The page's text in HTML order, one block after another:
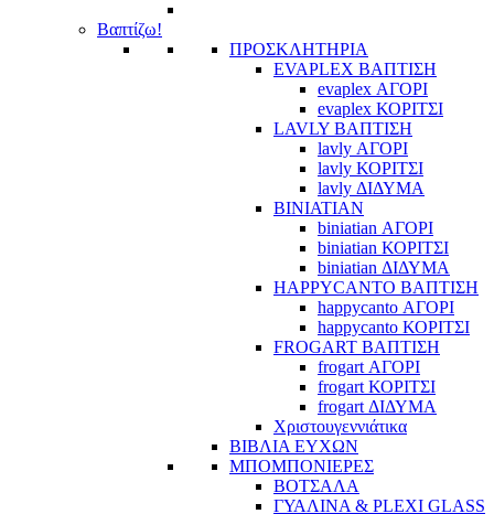
Βαπτίζω!
ΠΡΟΣΚΛΗΤΗΡΙΑ
EVAPLEX ΒΑΠΤΙΣΗ
evaplex ΑΓΟΡΙ
evaplex ΚΟΡΙΤΣΙ
LAVLY ΒΑΠΤΙΣΗ
lavly ΑΓΟΡΙ
lavly ΚΟΡΙΤΣΙ
lavly ΔΙΔΥΜΑ
BINIATIAN
biniatian ΑΓΟΡΙ
biniatian ΚΟΡΙΤΣΙ
biniatian ΔΙΔΥΜΑ
HAPPYCANTO ΒΑΠΤΙΣΗ
happycanto ΑΓΟΡΙ
happycanto ΚΟΡΙΤΣΙ
FROGART ΒΑΠΤΙΣΗ
frogart ΑΓΟΡΙ
frogart ΚΟΡΙΤΣΙ
frogart ΔΙΔΥΜΑ
Χριστουγεννιάτικα
ΒΙΒΛΙΑ ΕΥΧΩΝ
ΜΠΟΜΠΟΝΙΕΡΕΣ
ΒΟΤΣΑΛΑ
ΓΥΑΛΙΝΑ & PLEXI GLASS